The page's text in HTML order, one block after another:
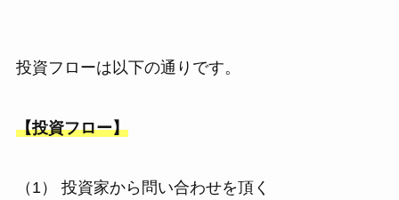
投資フローは以下の通りです。
【投資フロー】
（1） 投資家から問い合わせを頂く